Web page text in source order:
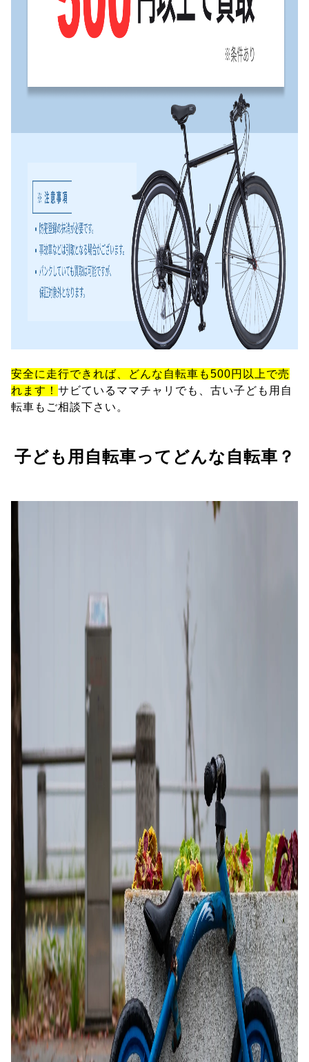
安全に走行できれば、どんな自転車も500円以上で売
れます！ サビているママチャリでも、古い子ども用自
転車もご相談下さい。
子ども用自転車ってどんな自転車？